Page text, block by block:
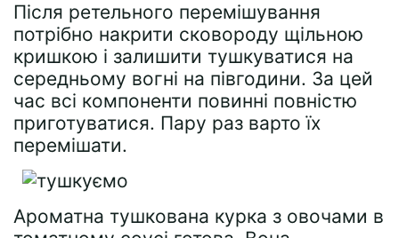
Після ретельного перемішування
потрібно накрити сковороду щільною
кришкою і залишити тушкуватися на
середньому вогні на півгодини. За цей
час всі компоненти повинні повністю
приготуватися. Пару раз варто їх
перемішати.
Ароматна тушкована курка з овочами в